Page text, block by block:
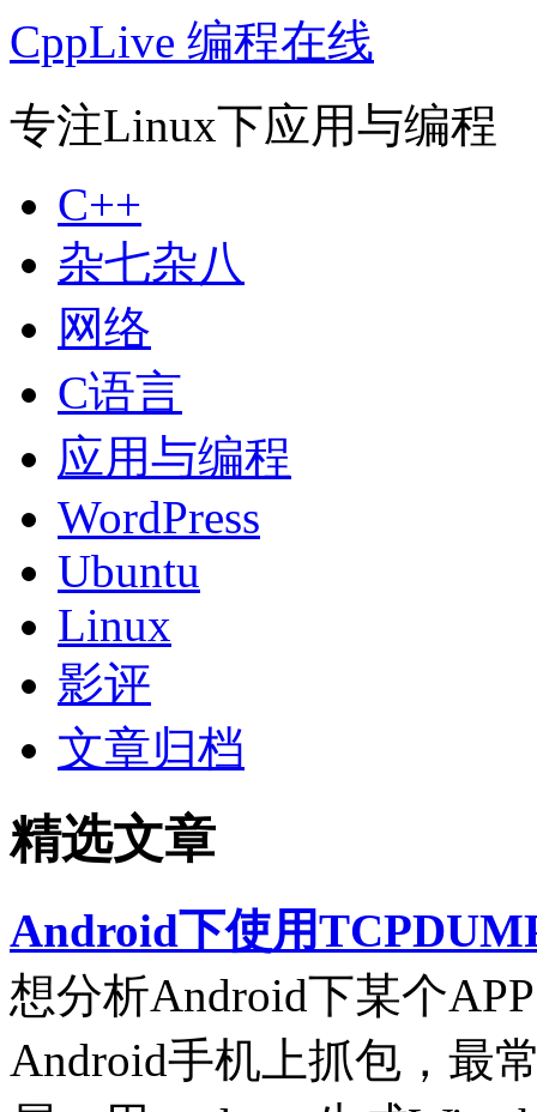
CppLive 编程在线
专注Linux下应用与编程
C++
杂七杂八
网络
C语言
应用与编程
WordPress
Ubuntu
Linux
影评
文章归档
精选文章
Android下使用
想分析Android下某个
Android手机上抓包，最